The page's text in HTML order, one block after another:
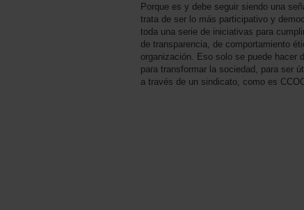
Porque es y debe seguir siendo una
trata de ser lo más participativo y
toda una serie de iniciativas para
de transparencia, de comportamiento
organización. Eso solo se puede hacer
para transformar la sociedad, para ser
a través de un sindicato, como es